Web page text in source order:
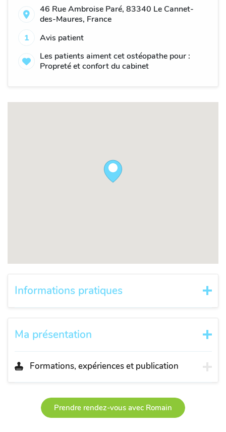
46 Rue Ambroise Paré, 83340 Le Cannet-
des-Maures, France
1
Avis patient
Les patients aiment cet ostéopathe pour :
Propreté et confort du cabinet
Informations pratiques
Ma présentation
Formations, expériences et publication
Prendre rendez-vous avec Romain